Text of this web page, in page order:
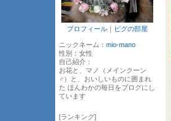
プロフィール ｜ ピグの部屋
ニックネーム： mio-mano
性別： 女性
自己紹介：
お花と、マノ（メインクーン
♂）と、おいしいものに囲まれ
た ほんわかの毎日をブログにし
ています
[ランキング]